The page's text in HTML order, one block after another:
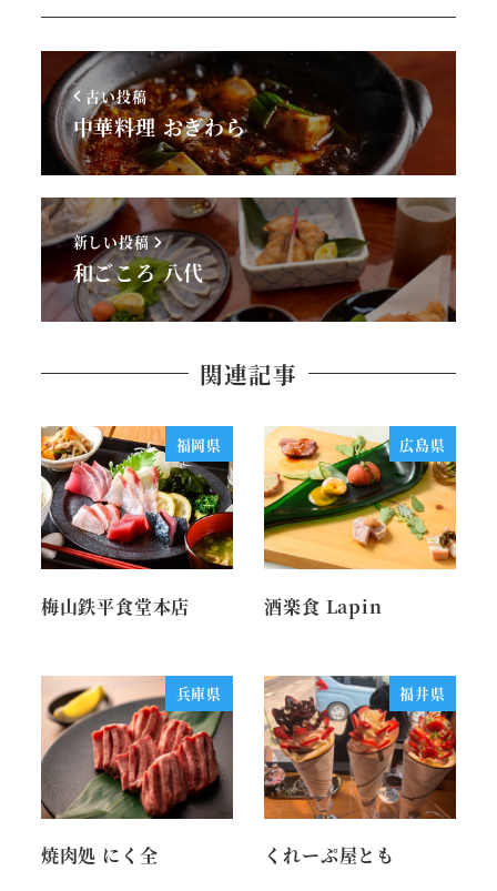
古い投稿
中華料理 おぎわら
新しい投稿
和ごころ 八代
関連記事
福岡県
梅山鉄平食堂本店
広島県
酒楽食 Lapin
兵庫県
焼肉処 にく全
福井県
くれーぷ屋とも